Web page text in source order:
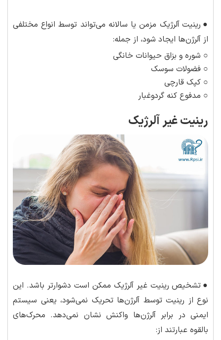
● رینیت آلرژیک مزمن یا سالانه می‌تواند توسط انواع مختلفی
از آلرژن‌ها ایجاد شود، از جمله:
○ شوره و بزاق حیوانات خانگی
○ فضولات سوسک
○ کپک قارچی
○ مدفوع کنه گردوغبار
رینیت غیر آلرژیک
● تشخیص رینیت غیر آلرژیک ممکن است دشوارتر باشد. این
نوع از رینیت توسط آلرژن‌ها تحریک نمی‌شود، یعنی سیستم
ایمنی در برابر آلرژن‌ها واکنش نشان نمی‌دهد. محرک‌های
بالقوه عبارتند از: